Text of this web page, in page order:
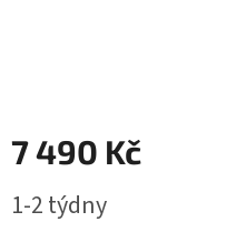
7 490 Kč
cena:
1-2 týdny